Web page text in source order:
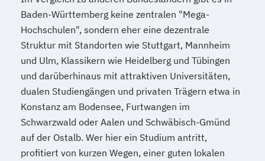
Baden-Württemberg keine zentralen "Mega-
Hochschulen", sondern eher eine dezentrale
Struktur mit Standorten wie Stuttgart, Mannheim
und Ulm, Klassikern wie Heidelberg und Tübingen
und darüberhinaus mit attraktiven Universitäten,
dualen Studiengängen und privaten Trägern etwa in
Konstanz am Bodensee, Furtwangen im
Schwarzwald oder Aalen und Schwäbisch-Gmünd
auf der Ostalb. Wer hier ein Studium antritt,
profitiert von kurzen Wegen, einer guten lokalen